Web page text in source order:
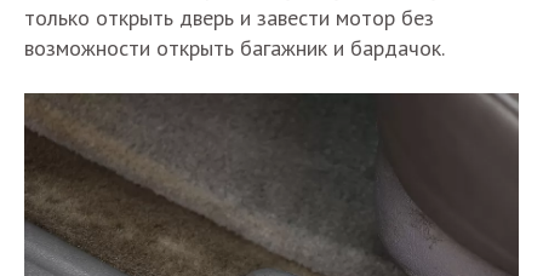
только открыть дверь и завести мотор без
возможности открыть багажник и бардачок.